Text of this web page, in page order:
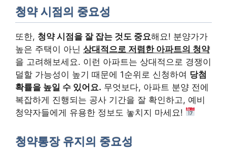
청약 시점의 중요성
또한, 청약 시점을 잘 잡는 것도 중요해요! 분양가가
높은 주택이 아닌 상대적으로 저렴한 아파트의 청약
을 고려해보세요. 이런 아파트는 상대적으로 경쟁이
덜할 가능성이 높기 때문에 1순위로 신청하여 당첨
확률을 높일 수 있어요. 무엇보다, 아파트 분양 전에
복잡하게 진행되는 공사 기간을 잘 확인하고, 예비
청약자들에게 유용한 정보도 놓치지 마세요!
청약통장 유지의 중요성